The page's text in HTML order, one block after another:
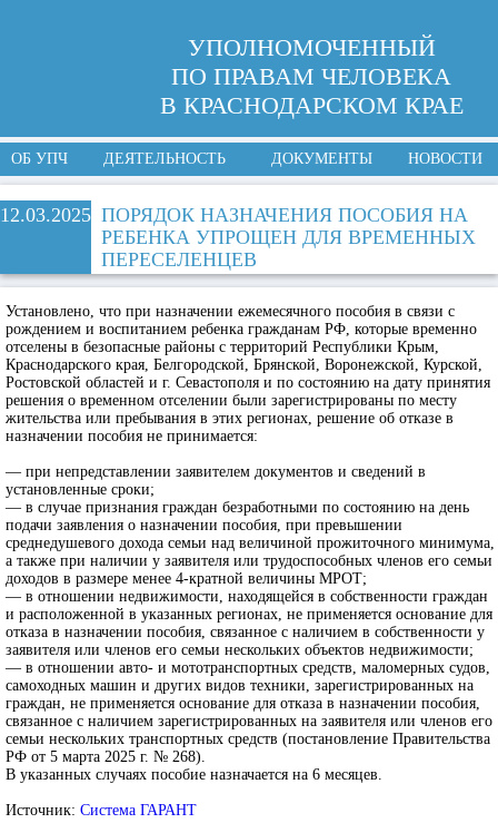
УПОЛНОМОЧЕННЫЙ
ПО ПРАВАМ ЧЕЛОВЕКА
В КРАСНОДАРСКОМ КРАЕ
ОБ УПЧ ДЕЯТЕЛЬНОСТЬ ДОКУМЕНТЫ НОВОСТИ
12.03.2025 ПОРЯДОК НАЗНАЧЕНИЯ ПОСОБИЯ НА
РЕБЕНКА УПРОЩЕН ДЛЯ ВРЕМЕННЫХ
ПЕРЕСЕЛЕНЦЕВ
Установлено, что при назначении ежемесячного пособия в связи с
рождением и воспитанием ребенка гражданам РФ, которые временно
отселены в безопасные районы с территорий Республики Крым,
Краснодарского края, Белгородской, Брянской, Воронежской, Курской,
Ростовской областей и г. Севастополя и по состоянию на дату принятия
решения о временном отселении были зарегистрированы по месту
жительства или пребывания в этих регионах, решение об отказе в
назначении пособия не принимается:
— при непредставлении заявителем документов и сведений в
установленные сроки;
— в случае признания граждан безработными по состоянию на день
подачи заявления о назначении пособия, при превышении
среднедушевого дохода семьи над величиной прожиточного минимума,
а также при наличии у заявителя или трудоспособных членов его семьи
доходов в размере менее 4-кратной величины МРОТ;
— в отношении недвижимости, находящейся в собственности граждан
и расположенной в указанных регионах, не применяется основание для
отказа в назначении пособия, связанное с наличием в собственности у
заявителя или членов его семьи нескольких объектов недвижимости;
— в отношении авто- и мототранспортных средств, маломерных судов,
самоходных машин и других видов техники, зарегистрированных на
граждан, не применяется основание для отказа в назначении пособия,
связанное с наличием зарегистрированных на заявителя или членов его
семьи нескольких транспортных средств (постановление Правительства
РФ от 5 марта 2025 г. № 268).
В указанных случаях пособие назначается на 6 месяцев.
Источник: Система ГАРАНТ